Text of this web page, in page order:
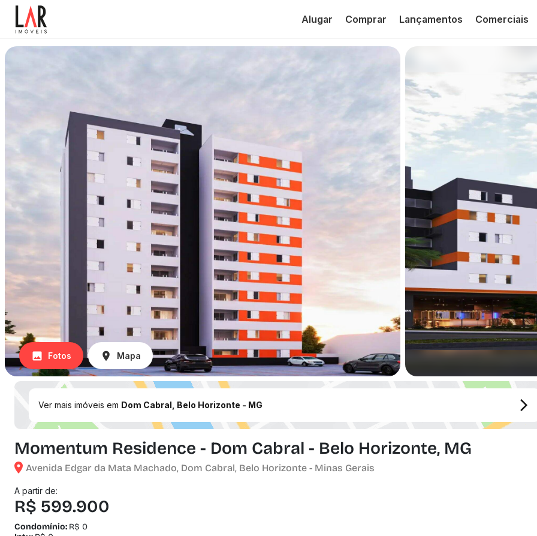
Alugar Comprar Lançamentos Comerciais
Fotos Mapa
Ver mais imóveis em Dom Cabral, Belo Horizonte - MG
Momentum Residence - Dom Cabral - Belo Horizonte, MG
Avenida Edgar da Mata Machado, Dom Cabral, Belo Horizonte - Minas Gerais
A partir de:
R$ 599.900
Condomínio: R$ 0